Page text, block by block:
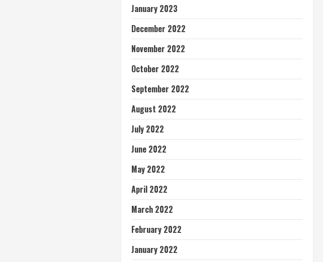
January 2023
December 2022
November 2022
October 2022
September 2022
August 2022
July 2022
June 2022
May 2022
April 2022
March 2022
February 2022
January 2022